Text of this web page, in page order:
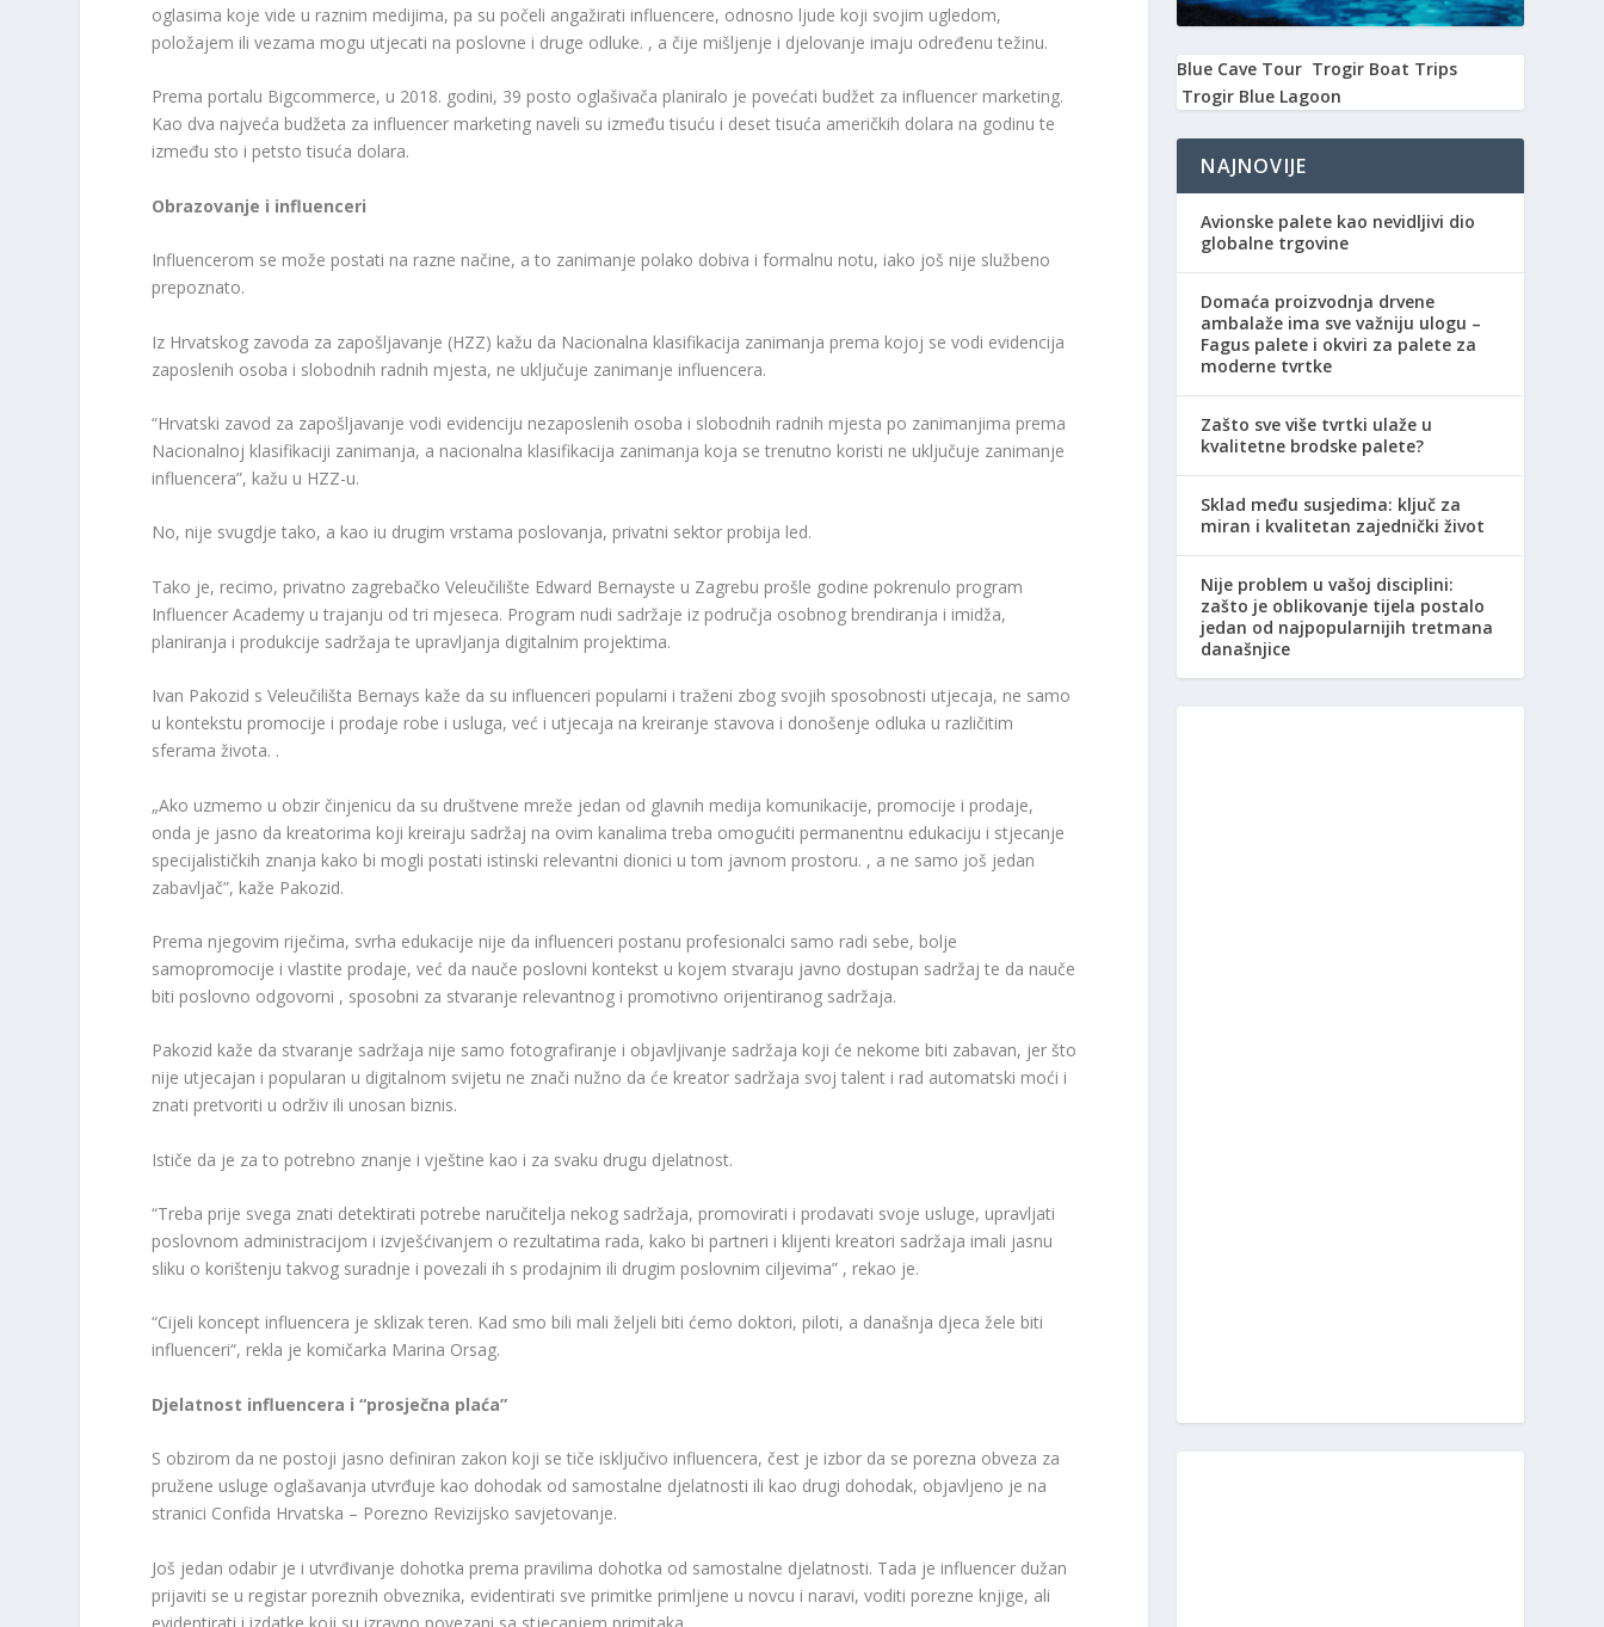
oglasima koje vide u raznim medijima, pa su počeli angažirati influencere, odnosno ljude koji svojim ugledom,
položajem ili vezama mogu utjecati na poslovne i druge odluke. , a čije mišljenje i djelovanje imaju određenu težinu.
Prema portalu Bigcommerce, u 2018. godini, 39 posto oglašivača planiralo je povećati budžet za influencer marketing.
Kao dva najveća budžeta za influencer marketing naveli su između tisuću i deset tisuća američkih dolara na godinu te
između sto i petsto tisuća dolara.
Obrazovanje i influenceri
Influencerom se može postati na razne načine, a to zanimanje polako dobiva i formalnu notu, iako još nije službeno
prepoznato.
Iz Hrvatskog zavoda za zapošljavanje (HZZ) kažu da Nacionalna klasifikacija zanimanja prema kojoj se vodi evidencija
zaposlenih osoba i slobodnih radnih mjesta, ne uključuje zanimanje influencera.
“Hrvatski zavod za zapošljavanje vodi evidenciju nezaposlenih osoba i slobodnih radnih mjesta po zanimanjima prema
Nacionalnoj klasifikaciji zanimanja, a nacionalna klasifikacija zanimanja koja se trenutno koristi ne uključuje zanimanje
influencera”, kažu u HZZ-u.
No, nije svugdje tako, a kao iu drugim vrstama poslovanja, privatni sektor probija led.
Tako je, recimo, privatno zagrebačko Veleučilište Edward Bernayste u Zagrebu prošle godine pokrenulo program
Influencer Academy u trajanju od tri mjeseca. Program nudi sadržaje iz područja osobnog brendiranja i imidža,
planiranja i produkcije sadržaja te upravljanja digitalnim projektima.
Ivan Pakozid s Veleučilišta Bernays kaže da su influenceri popularni i traženi zbog svojih sposobnosti utjecaja, ne samo
u kontekstu promocije i prodaje robe i usluga, već i utjecaja na kreiranje stavova i donošenje odluka u različitim
sferama života. .
„Ako uzmemo u obzir činjenicu da su društvene mreže jedan od glavnih medija komunikacije, promocije i prodaje,
onda je jasno da kreatorima koji kreiraju sadržaj na ovim kanalima treba omogućiti permanentnu edukaciju i stjecanje
specijalističkih znanja kako bi mogli postati istinski relevantni dionici u tom javnom prostoru. , a ne samo još jedan
zabavljač”, kaže Pakozid.
Prema njegovim riječima, svrha edukacije nije da influenceri postanu profesionalci samo radi sebe, bolje
samopromocije i vlastite prodaje, već da nauče poslovni kontekst u kojem stvaraju javno dostupan sadržaj te da nauče
biti poslovno odgovorni , sposobni za stvaranje relevantnog i promotivno orijentiranog sadržaja.
Pakozid kaže da stvaranje sadržaja nije samo fotografiranje i objavljivanje sadržaja koji će nekome biti zabavan, jer što
nije utjecajan i popularan u digitalnom svijetu ne znači nužno da će kreator sadržaja svoj talent i rad automatski moći i
znati pretvoriti u održiv ili unosan biznis.
Ističe da je za to potrebno znanje i vještine kao i za svaku drugu djelatnost.
“Treba prije svega znati detektirati potrebe naručitelja nekog sadržaja, promovirati i prodavati svoje usluge, upravljati
poslovnom administracijom i izvješćivanjem o rezultatima rada, kako bi partneri i klijenti kreatori sadržaja imali jasnu
sliku o korištenju takvog suradnje i povezali ih s prodajnim ili drugim poslovnim ciljevima” , rekao je.
“Cijeli koncept influencera je sklizak teren. Kad smo bili mali željeli biti ćemo doktori, piloti, a današnja djeca žele biti
influenceri“, rekla je komičarka Marina Orsag.
Djelatnost influencera i “prosječna plaća”
S obzirom da ne postoji jasno definiran zakon koji se tiče isključivo influencera, čest je izbor da se porezna obveza za
pružene usluge oglašavanja utvrđuje kao dohodak od samostalne djelatnosti ili kao drugi dohodak, objavljeno je na
stranici Confida Hrvatska – Porezno Revizijsko savjetovanje.
Još jedan odabir je i utvrđivanje dohotka prema pravilima dohotka od samostalne djelatnosti. Tada je influencer dužan
prijaviti se u registar poreznih obveznika, evidentirati sve primitke primljene u novcu i naravi, voditi porezne knjige, ali
evidentirati i izdatke koji su izravno povezani sa stjecanjem primitaka.
Blue Cave Tour Trogir Boat Trips
Trogir Blue Lagoon
NAJNOVIJE
Avionske palete kao nevidljivi dio
globalne trgovine
Domaća proizvodnja drvene
ambalaže ima sve važniju ulogu –
Fagus palete i okviri za palete za
moderne tvrtke
Zašto sve više tvrtki ulaže u
kvalitetne brodske palete?
Sklad među susjedima: ključ za
miran i kvalitetan zajednički život
Nije problem u vašoj disciplini:
zašto je oblikovanje tijela postalo
jedan od najpopularnijih tretmana
današnjice